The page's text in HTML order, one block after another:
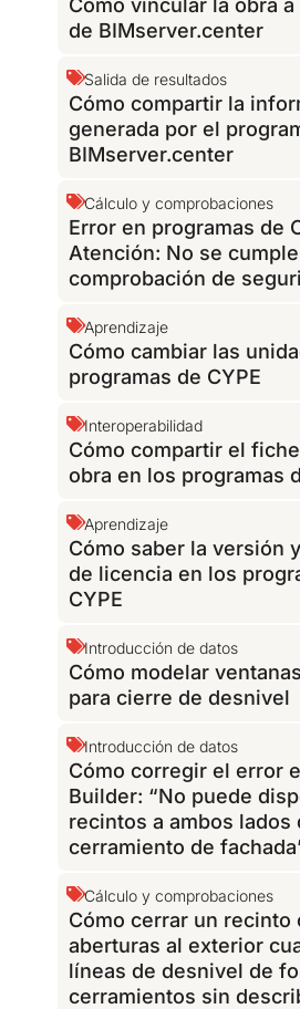
Cómo vincular la obra
de BIMserver.center
Salida de resultados
Cómo compartir la
generada por el
BIMserver.center
Cálculo y comprobaciones
Error en programas de
Atención: No se
comprobación de
Aprendizaje
Cómo cambiar las
programas de CYPE
Interoperabilidad
Cómo compartir el
obra en los programas
Aprendizaje
Cómo saber la versión
de licencia en los
CYPE
Introducción de datos
Cómo modelar
para cierre de desnivel
Introducción de datos
Cómo corregir el error
Builder: “No puede
recintos a ambos lados
cerramiento de
Cálculo y comprobaciones
Cómo cerrar un recinto
aberturas al exterior
líneas de desnivel de
cerramientos sin